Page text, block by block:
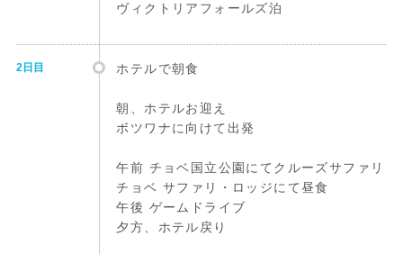
ヴィクトリアフォールズ泊
2日目 ホテルで朝食
朝、ホテルお迎え
ボツワナに向けて出発
午前 チョベ国立公園にてクルーズサファリ
チョベ サファリ・ロッジにて昼食
午後 ゲームドライブ
夕方、ホテル戻り